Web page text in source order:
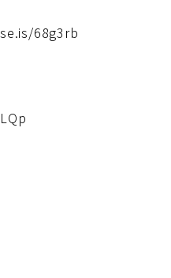
68g3rb